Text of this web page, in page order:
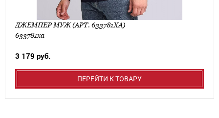
ДЖЕМПЕР МУЖ (АРТ. 633781ХА)
633781ха
3 179 руб.
ПЕРЕЙТИ К ТОВАРУ